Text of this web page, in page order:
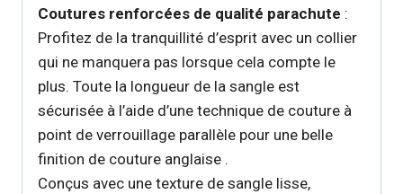
Coutures renforcées de qualité parachute :
Profitez de la tranquillité d’esprit avec un collier
qui ne manquera pas lorsque cela compte le
plus. Toute la longueur de la sangle est
sécurisée à l’aide d’une technique de couture à
point de verrouillage parallèle pour une belle
finition de couture anglaise .
Conçus avec une texture de sangle lisse,